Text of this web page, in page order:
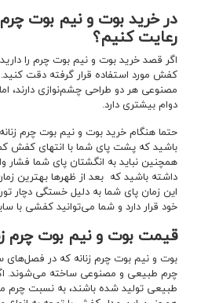
در خرید بوت و نیم بوت چرم
رعایت کنیم؟
اگر قصد خرید بوت و نیم بوت چرم را
کفش مورد استفاده قرار گرفته دقت
مصنوعی هر دو طراحی چشم‌نوازی دارند،
دوام بیشتری دارد.
حتما هنگام خرید بوت و نیم بوت چرم
باشید که پشت پای شما با انتهای کفش
همچنین نباید به انگشتان پای شما فشار
داشته باشید که بعد از ظهرها بهترین
این زمان پای شما به دلیل خستگی دچار
خود قرار دارد و شما می‌توانید کفشی با
قیمت بوت و نیم بوت چرم
بوت و نیم بوت چرم زنانه که در فصل‌های
چرم طبیعی و مصنوعی ساخته می‌شوند.
طبیعی تولید شده باشند، به نسبت چرم